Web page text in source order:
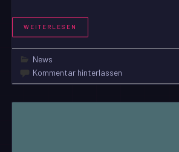
WEITERLESEN
News
Kommentar hinterlassen